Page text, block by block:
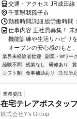
交通・アクセス JR成田線
千葉県我孫子市
勤務時間詳細 総労働時間
仕事内容 正社員募集！
機能訓練や生活リハビリ
オープンの安心感のもと
業界未経験者歓迎 副業・Wワー
経験不問
残業なし 研修あり
シフト制
食事補助あり 託児所
業務委託
在宅テレアポスタッフ
株式会社Y's Group